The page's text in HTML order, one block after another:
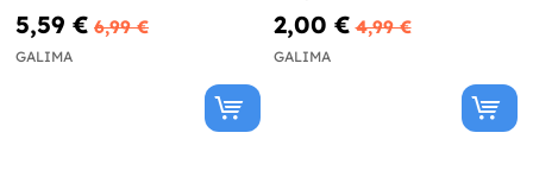
5,59 € 6,99 €
GALIMA
2,00 € 4,99 €
GALIMA